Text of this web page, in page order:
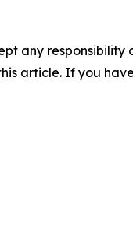
any
article. If you